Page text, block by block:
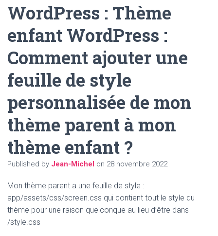
WordPress : Thème
enfant WordPress :
Comment ajouter une
feuille de style
personnalisée de mon
thème parent à mon
thème enfant ?
Published by Jean-Michel on 28 novembre 2022
Mon thème parent a une feuille de style :
app/assets/css/screen.css qui contient tout le style du
thème pour une raison quelconque au lieu d’être dans
/style.css